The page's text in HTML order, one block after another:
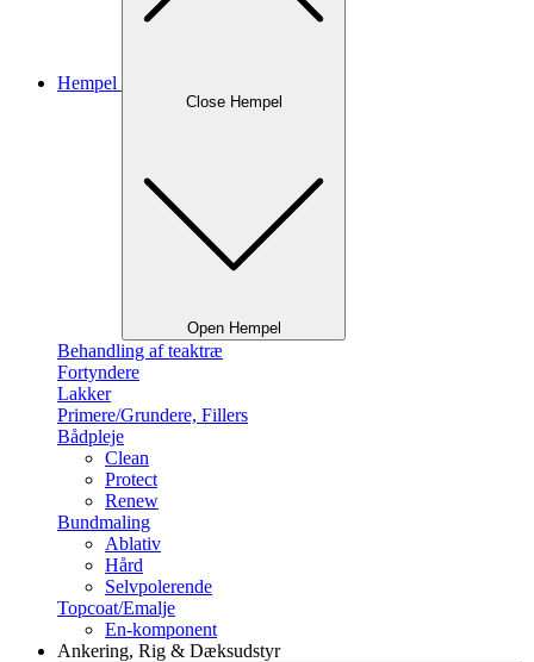
Hempel
Close Hempel
Open Hempel
Behandling af teaktræ
Fortyndere
Lakker
Primere/Grundere, Fillers
Bådpleje
Clean
Protect
Renew
Bundmaling
Ablativ
Hård
Selvpolerende
Topcoat/Emalje
En-komponent
Ankering, Rig & Dæksudstyr